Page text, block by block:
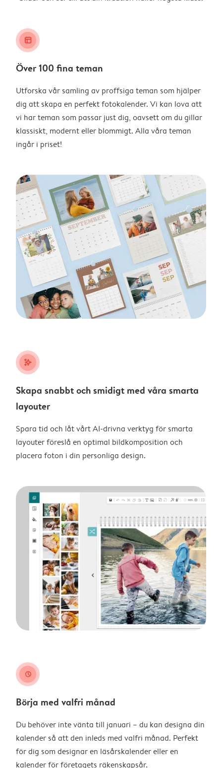
layout_alt
Över 100 fina teman
Utforska vår samling av proffsiga teman som hjälper
dig att skapa en perfekt fotokalender. Vi kan lova att
vi har teman som passar just dig, oavsett om du gillar
klassiskt, modernt eller blommigt. Alla våra teman
ingår i priset!
stars_plus
Skapa snabbt och smidigt med våra smarta
layouter
Spara tid och låt vårt AI-drivna verktyg för smarta
layouter föreslå en optimal bildkomposition och
placera foton i din personliga design.
clock
Börja med valfri månad
Du behöver inte vänta till januari – du kan designa din
kalender så att den inleds med valfri månad. Perfekt
för dig som designar en läsårskalender eller en
kalender för företagets räkenskapsår.